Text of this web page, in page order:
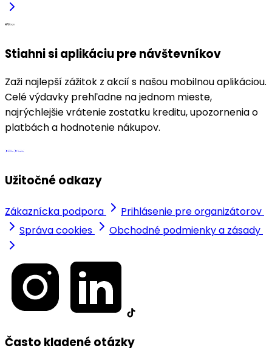
Stiahni si aplikáciu pre návštevníkov
Zaži najlepší zážitok z akcií s našou mobilnou aplikáciou.
Celé výdavky prehľadne na jednom mieste,
najrýchlejšie vrátenie zostatku kreditu, upozornenia o
platbách a hodnotenie nákupov.
Užitočné odkazy
Zákaznícka podpora
Prihlásenie pre organizátorov
Správa cookies
Obchodné podmienky a zásady
Často kladené otázky